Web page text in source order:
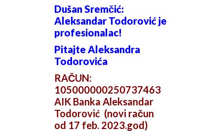
Dušan Sremčić:
Aleksandar Todorović je
profesionalac!
Pitajte Aleksandra
Todorovića
RAČUN:
105000000250737463
AIK Banka Aleksandar
Todorović (novi račun
od 17 feb. 2023.god)